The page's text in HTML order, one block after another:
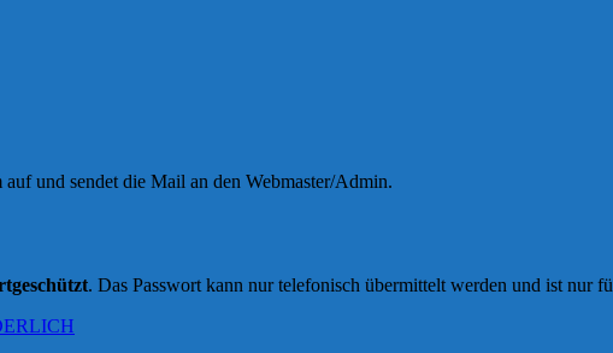
und sendet die Mail an den Webmaster/Admin.
. Das Passwort kann nur telefonisch übermittelt werden und ist nur